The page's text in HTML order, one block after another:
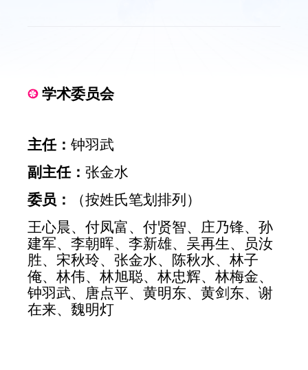
学术委员会
主任： 钟羽武
副主任： 张金水
委员：
（按姓氏笔划排列）
王心晨、付凤富、付贤智、庄乃锋、孙
建军、李朝晖、李新雄、吴再生、员汝
胜、宋秋玲、张金水、陈秋水、林子
俺、林伟、林旭聪、林忠辉、林梅金、
钟羽武、唐点平、黄明东、黄剑东、谢
在来、魏明灯